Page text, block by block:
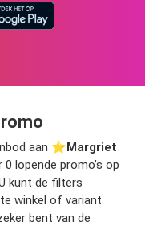
aan ⭐️Margriet
lopende promo’s op
kunt de filters
winkel of variant
bent van de